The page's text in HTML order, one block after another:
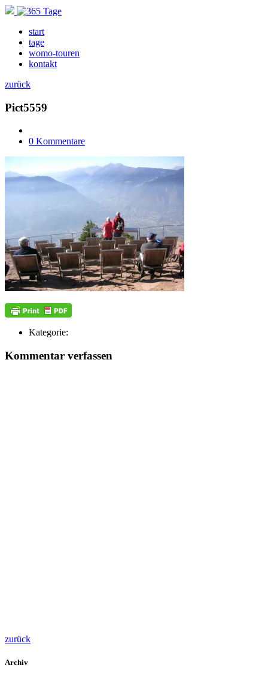
start
tage
womo-touren
kontakt
zurück
Pict5559
0 Kommentare
Kategorie:
Kommentar verfassen
zurück
Archiv